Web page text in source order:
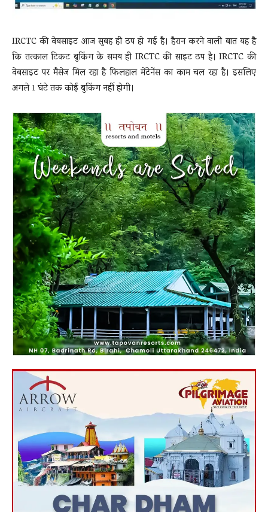
IRCTC की वेबसाइट आज सुबह ही ठप हो गई है। हैरान करने वाली बात यह है
कि तत्काल टिकट बुकिंग के समय ही IRCTC की साइट ठप है। IRCTC की
वेबसाइट पर मैसेज मिल रहा है फिलहाल मेंटेनेंस का काम चल रहा है। इसलिए
अगले 1 घंटे तक कोई बुकिंग नहीं होगी।